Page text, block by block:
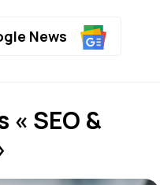
News
« SEO &